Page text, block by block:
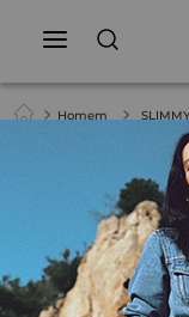
Homem
SLIMMY CHINO
28 29 30